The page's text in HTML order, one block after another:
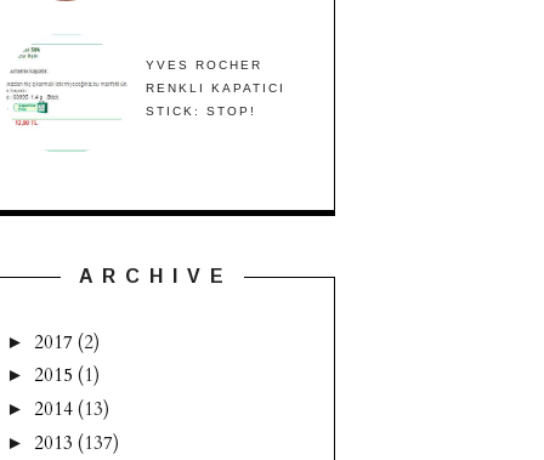
YVES ROCHER
RENKLI KAPATICI
STICK: STOP!
A R C H I V E
► 2017 (2)
► 2015 (1)
► 2014 (13)
► 2013 (137)